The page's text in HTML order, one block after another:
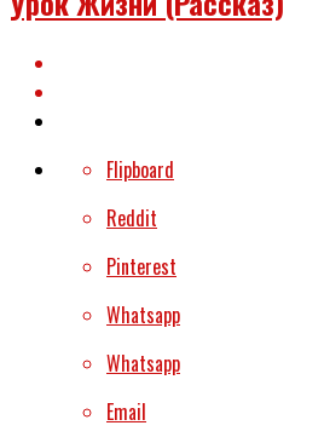
Flipboard
Reddit
Pinterest
Whatsapp
Whatsapp
Email